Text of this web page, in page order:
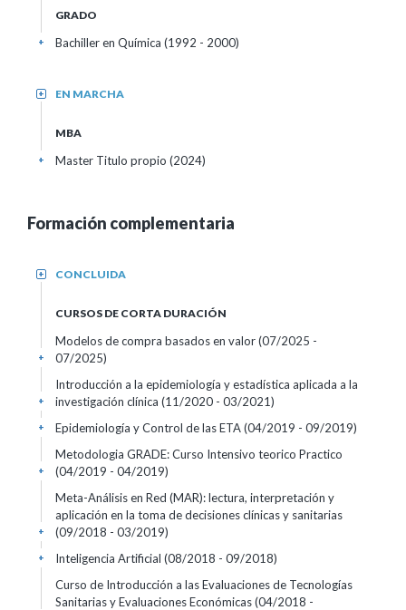
GRADO
Bachiller en Química (1992 - 2000)
+
EN MARCHA
+
MBA
Master Titulo propio (2024)
+
Formación complementaria
CONCLUIDA
+
CURSOS DE CORTA DURACIÓN
Modelos de compra basados en valor(07/2025 -
07/2025)
+
Introducción a la epidemiología y estadística aplicada a la
investigación clínica (11/2020 - 03/2021)
+
Epidemiología y Control de las ETA(04/2019 - 09/2019)
+
Metodologia GRADE: Curso Intensivo teorico Practico
(04/2019 - 04/2019)
+
Meta-Análisis en Red (MAR): lectura, interpretación y
aplicación en la toma de decisiones clínicas y sanitarias
(09/2018 - 03/2019)
+
Inteligencia Artificial (08/2018 - 09/2018)
+
Curso de Introducción a las Evaluaciones de Tecnologías
Sanitarias y Evaluaciones Económicas(04/2018 -